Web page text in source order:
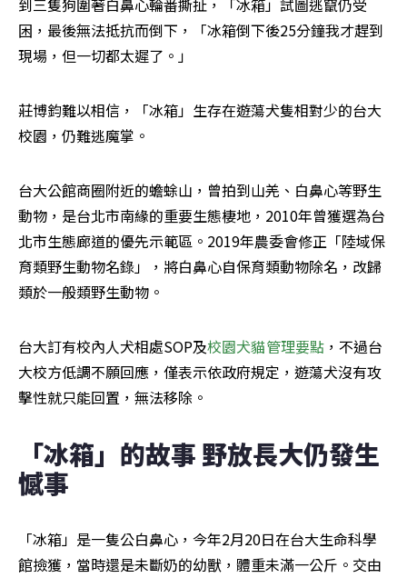
到三隻狗圍著白鼻心輪番撕扯，「冰箱」試圖逃竄仍受
困，最後無法抵抗而倒下，「冰箱倒下後25分鐘我才趕到
現場，但一切都太遲了。」
莊博鈞難以相信，「冰箱」生存在遊蕩犬隻相對少的台大
校園，仍難逃魔掌。
台大公館商圈附近的蟾蜍山，曾拍到山羌、白鼻心等野生
動物，是台北市南緣的重要生態棲地，2010年曾獲選為台
北市生態廊道的優先示範區。2019年農委會修正「陸域保
育類野生動物名錄」，將白鼻心自保育類動物除名，改歸
類於一般類野生動物。
台大訂有校內人犬相處SOP及校園犬貓管理要點 ，不過台
大校方低調不願回應，僅表示依政府規定，遊蕩犬沒有攻
擊性就只能回置，無法移除。
「冰箱」的故事 野放長大仍發生
憾事
「冰箱」是一隻公白鼻心，今年2月20日在台大生命科學
館撿獲，當時還是未斷奶的幼獸，體重未滿一公斤。交由